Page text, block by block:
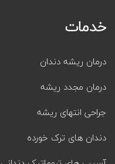
خدمات
درمان ریشه دندان
درمان مجدد ریشه
جراحی انتهای ریشه
دندان های ترک خورده